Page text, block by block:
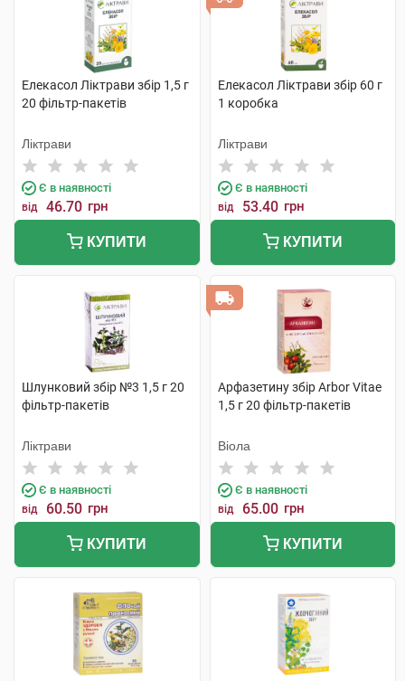
Елекасол Ліктрави збір 1,5 г
20 фільтр-пакетів
Ліктрави
Є в наявності
від 46.70 грн
КУПИТИ
Елекасол Ліктрави збір 60 г
1 коробка
Ліктрави
Є в наявності
від 53.40 грн
КУПИТИ
Шлунковий збір №3 1,5 г 20
фільтр-пакетів
Ліктрави
Є в наявності
від 60.50 грн
КУПИТИ
Арфазетину збір Arbor Vitae
1,5 г 20 фільтр-пакетів
Віола
Є в наявності
від 65.00 грн
КУПИТИ